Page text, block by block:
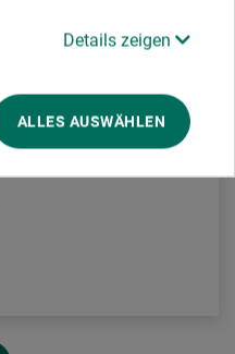
Details zeigen
ALLES AUSWÄHLEN